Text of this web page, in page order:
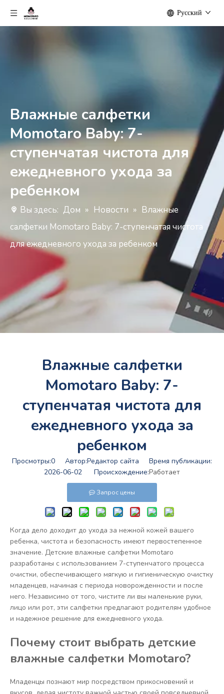
Pусский
Влажные салфетки
Momotaro Baby: 7-
ступенчатая чистота для
ежедневного ухода за
ребенком
Вы здесь: Дом » Новости » Влажные
салфетки Momotaro Baby: 7-ступенчатая чистота
для ежедневного ухода за ребенком
Влажные салфетки
Momotaro Baby: 7-
ступенчатая чистота для
ежедневного ухода за
ребенком
Просмотры:0 Автор:Pедактор сайта Время публикации:
2026-06-02 Происхождение:Работает
Запрос цены
Когда дело доходит до ухода за нежной кожей вашего
ребенка, чистота и безопасность имеют первостепенное
значение. Детские влажные салфетки Momotaro
разработаны с использованием 7-ступенчатого процесса
очистки, обеспечивающего мягкую и гигиеническую очистку
младенцев, начиная с периода новорожденности и после
него. Независимо от того, чистите ли вы маленькие руки,
лицо или рот, эти салфетки предлагают родителям удобное
и надежное решение для ежедневного ухода.
Почему стоит выбрать детские
влажные салфетки Momotaro?
Младенцы познают мир посредством прикосновений и